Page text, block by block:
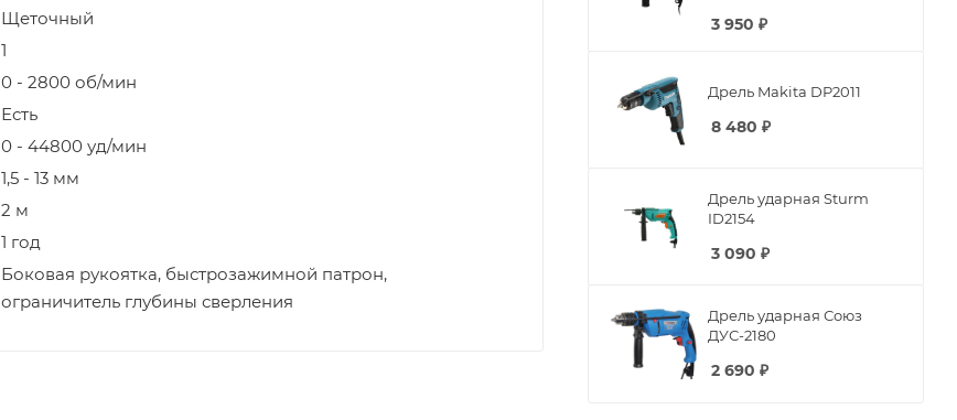
Щеточный
1
0 - 2800 об/мин
Есть
0 - 44800 уд/мин
1,5 - 13 мм
2 м
1 год
Боковая рукоятка, быстрозажимной патрон,
ограничитель глубины сверления
3 950 ₽
Дрель Makita DP2011
8 480 ₽
Дрель ударная Sturm
ID2154
3 090 ₽
Дрель ударная Союз
ДУС-2180
2 690 ₽